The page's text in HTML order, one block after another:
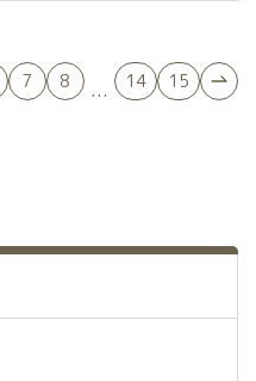
7 8 ... 14 15